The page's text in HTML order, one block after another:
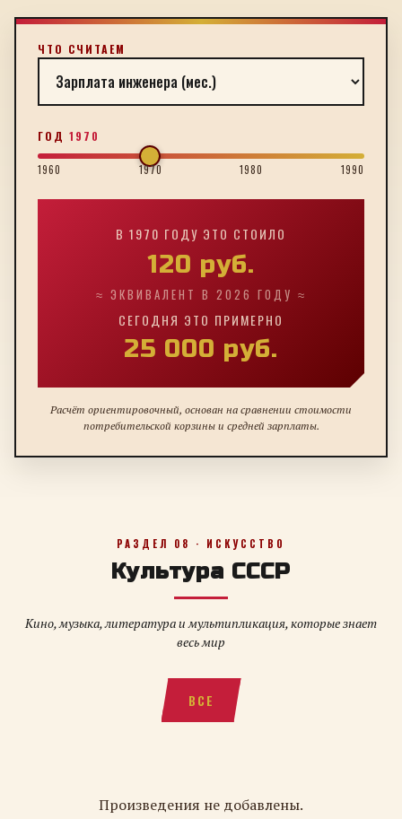
ЧТО СЧИТАЕМ
ГОД 1970
1960 1970 1980 1990
В 1970 ГОДУ ЭТО СТОИЛО
120 руб.
≈ ЭКВИВАЛЕНТ В 2026 ГОДУ ≈
СЕГОДНЯ ЭТО ПРИМЕРНО
25 000 руб.
Расчёт ориентировочный, основан на сравнении стоимости
потребительской корзины и средней зарплаты.
РАЗДЕЛ 08 · ИСКУССТВО
Культура СССР
Кино, музыка, литература и мультипликация, которые знает
весь мир
ВСЕ
Произведения не добавлены.